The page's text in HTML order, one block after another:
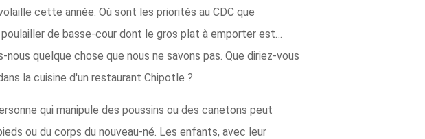
cette année. Où sont les priorités au CDC que
de basse-cour dont le gros plat à emporter est…
quelque chose que nous ne savons pas. Que diriez-vous
la cuisine d'un restaurant Chipotle ?
qui manipule des poussins ou des canetons peut
ou du corps du nouveau-né. Les enfants, avec leur